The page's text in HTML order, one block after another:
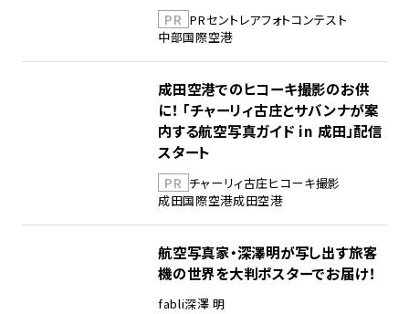
PR PRセントレアフォトコンテスト
中部国際空港
成田空港でのヒコーキ撮影のお供
に！ 「チャーリィ古庄とサバンナが案
内する航空写真ガイド in 成田」配信
スタート
PR チャーリィ古庄ヒコーキ撮影
成田国際空港成田空港
航空写真家・深澤明が写し出す旅客
機の世界を大判ポスターでお届け！
fabli深澤 明